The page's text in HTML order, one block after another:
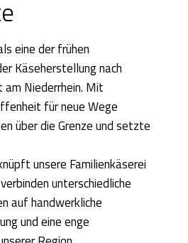
eine der frühen
Käseherstellung nach
am Niederrhein. Mit
für neue Wege
über die Grenze und setzte
unsere Familienkäserei
unterschiedliche
auf handwerkliche
und eine enge